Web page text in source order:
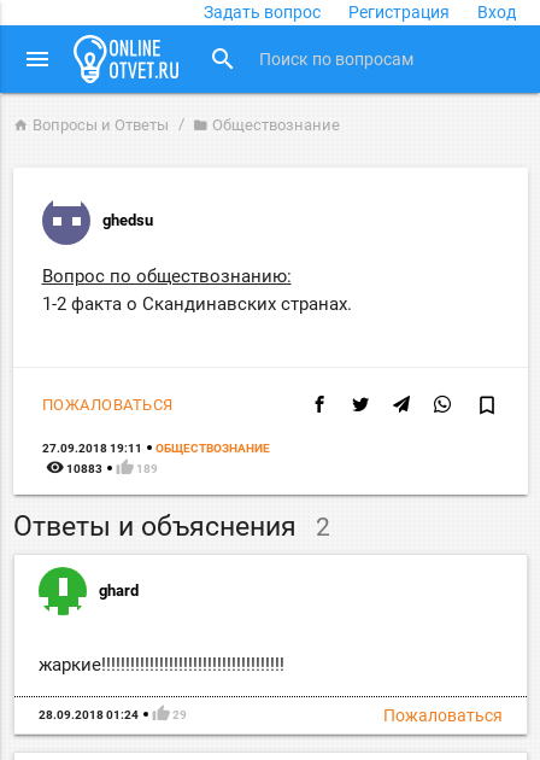
Задать вопрос Регистрация Вход
menu search
home Вопросы и Ответы folder Обществознание
ghedsu
Вопрос по обществознанию:
1-2 факта о Скандинавских странах.
ПОЖАЛОВАТЬСЯ bookmark_border
27.09.2018 19:11 ОБЩЕСТВОЗНАНИЕ
remove_red_eye 10883 thumb_up 189
Ответы и объяснения 2
ghard
жаркие!!!!!!!!!!!!!!!!!!!!!!!!!!!!!!!!!!!!!!
Пожаловаться
28.09.2018 01:24 thumb_up 29